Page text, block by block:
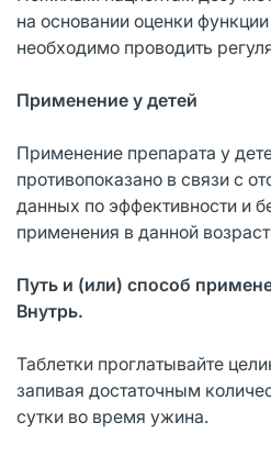
на основании оценки
необходимо проводить
Применение у детей
Применение препарата у
противопоказано в связи с
данных по эффективности и
применения в данной
Путь и (или) способ
Внутрь.
Таблетки проглатывайте
запивая достаточным
сутки во время ужина.